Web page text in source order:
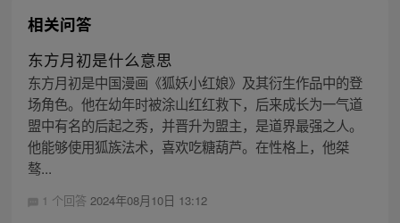
相关问答
东方月初是什么意思
东方月初是中国漫画《狐妖小红娘》及其衍生作品中的登
场角色。他在幼年时被涂山红红救下，后来成长为一气道
盟中有名的后起之秀，并晋升为盟主，是道界最强之人。
他能够使用狐族法术，喜欢吃糖葫芦。在性格上，他桀
骜...
1 个回答 2024年08月10日 13:12